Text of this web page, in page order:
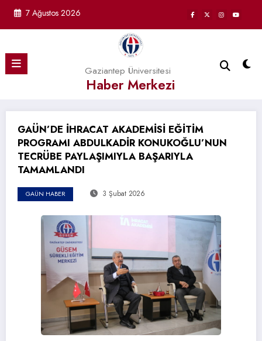
7 Ağustos 2026
Gaziantep Üniversitesi
Haber Merkezi
GAÜN’DE İHRACAT AKADEMİSİ EĞİTİM
PROGRAMI ABDULKADİR KONUKOĞLU’NUN
TECRÜBE PAYLAŞIMIYLA BAŞARIYLA
TAMAMLANDI
GAÜN HABER 3 Şubat 2026